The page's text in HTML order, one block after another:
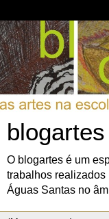
blogartes
O blogartes é um
trabalhos
Águas Santas no